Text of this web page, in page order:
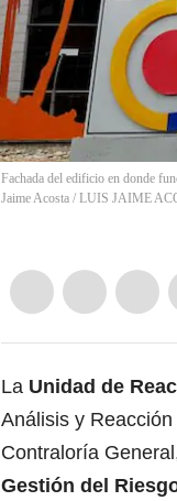
Fachada del edificio en donde
Jaime Acosta / LUIS JAIME
La Unidad de
Análisis y
Contraloría
Gestión del